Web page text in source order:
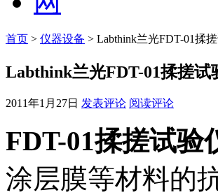
首页 > 仪器设备 > Labthink兰光FDT-01揉
Labthink兰光FDT-01揉搓试
2011年1月27日 发表评论 阅读评论
FDT-01揉搓试验
涂层膜等材料的